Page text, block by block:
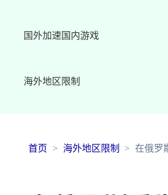
国外加速国内游戏
海外地区限制
首页 海外地区限制 在俄罗